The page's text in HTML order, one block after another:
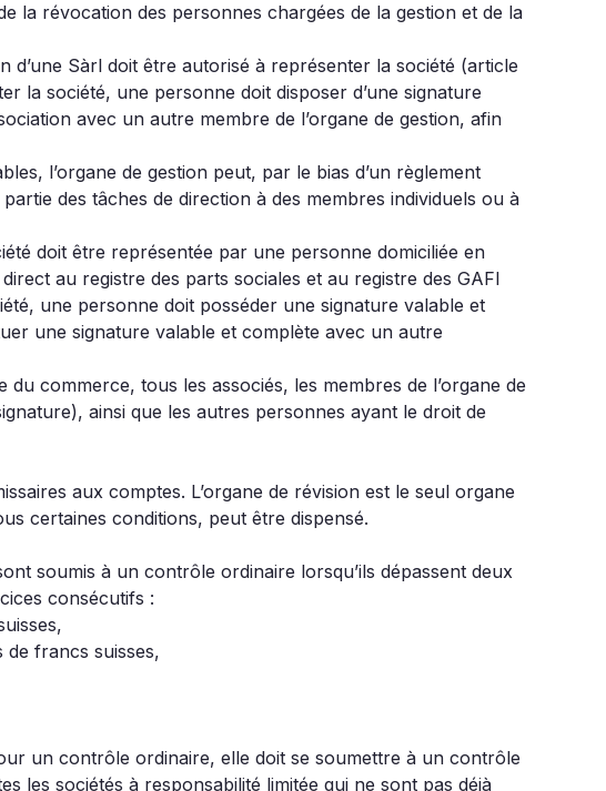
la révocation des personnes chargées de la gestion et de la
d’une Sàrl doit être autorisé à représenter la société (article
la société, une personne doit disposer d’une signature
avec un autre membre de l’organe de gestion, afin
l’organe de gestion peut, par le bias d’un règlement
des tâches de direction à des membres individuels ou à
doit être représentée par une personne domiciliée en
au registre des parts sociales et au registre des GAFI
une personne doit posséder une signature valable et
une signature valable et complète avec un autre
du commerce, tous les associés, les membres de l’organe de
ainsi que les autres personnes ayant le droit de
aux comptes. L’organe de révision est le seul organe
certaines conditions, peut être dispensé.
soumis à un contrôle ordinaire lorsqu’ils dépassent deux
consécutifs :
de francs suisses,
un contrôle ordinaire, elle doit se soumettre à un contrôle
les sociétés à responsabilité limitée qui ne sont pas déjà